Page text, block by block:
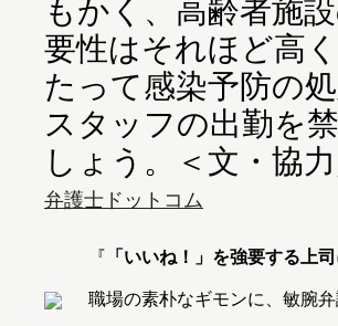
もかく、高齢者施
要性はそれほど高
たって感染予防の
スタッフの出勤を
しょう。＜文・協
弁護士ドットコム
『 「いいね！」を強要する上
職場の素朴なギモンに、敏腕